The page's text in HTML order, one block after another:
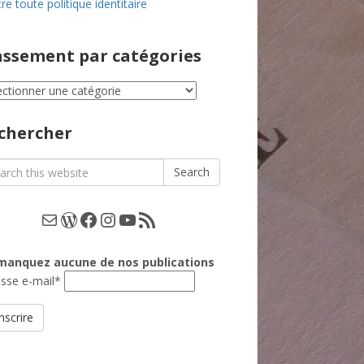
toute politique identitaire
par catégories
Search
E-mailWordPress
Facebook
Instagram
YouTube
Les podcasts
aucune de nos publications
e-mail*